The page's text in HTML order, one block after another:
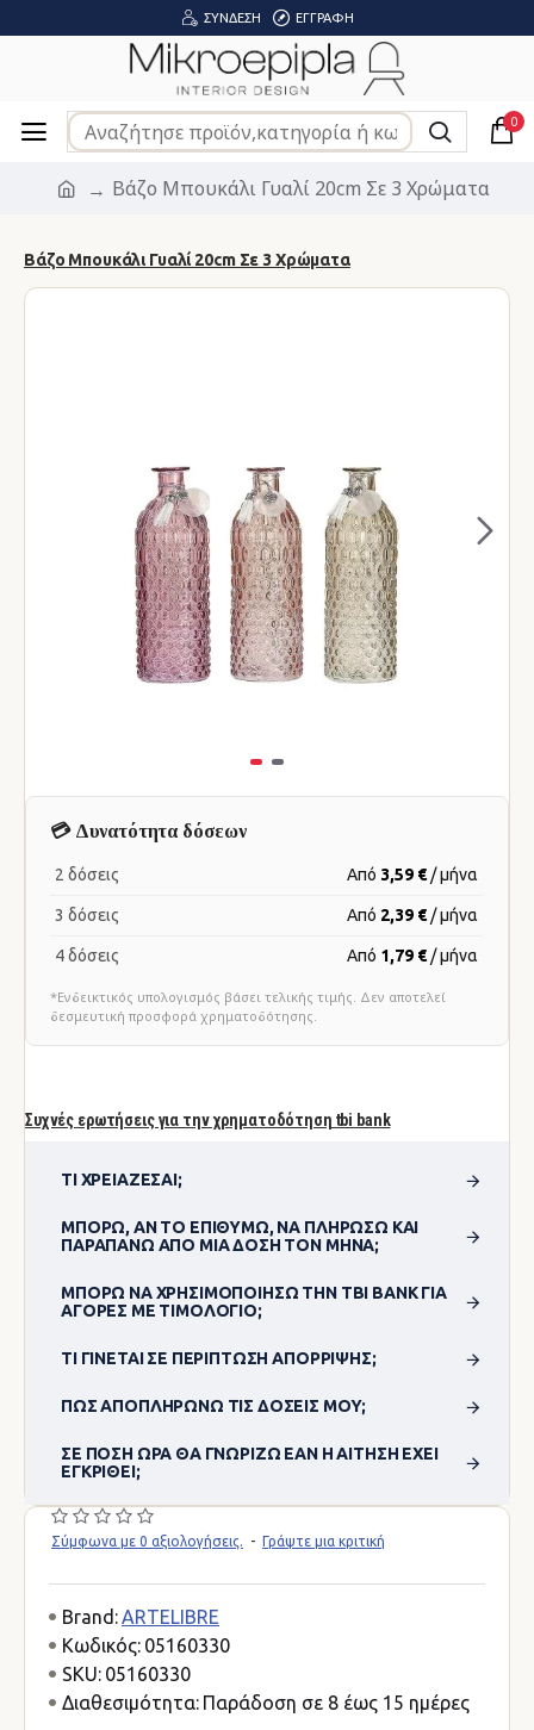
ΣΎΝΔΕΣΗ ΕΓΓΡΑΦΉ
0
Βάζο Μπουκάλι Γυαλί 20cm Σε 3 Χρώματα
Βάζο Μπουκάλι Γυαλί 20cm Σε 3 Χρώματα
Συχνές ερωτήσεις για την χρηματοδότηση tbi bank
ΤΙ ΧΡΕΙΆΖΕΣΑΙ;
ΜΠΟΡΏ, ΑΝ ΤΟ ΕΠΙΘΥΜΏ, ΝΑ ΠΛΗΡΏΣΩ ΚΑΙ
ΠΑΡΑΠΆΝΩ ΑΠΌ ΜΊΑ ΔΌΣΗ ΤΟΝ ΜΉΝΑ;
ΜΠΟΡΏ ΝΑ ΧΡΗΣΙΜΟΠΟΊΗΣΩ ΤΗΝ TBI BANK ΓΙΑ
ΑΓΟΡΈΣ ΜΕ ΤΙΜΟΛΌΓΙΟ;
ΤΙ ΓΊΝΕΤΑΙ ΣΕ ΠΕΡΊΠΤΩΣΗ ΑΠΌΡΡΙΨΗΣ;
ΠΏΣ ΑΠΟΠΛΗΡΏΝΩ ΤΙΣ ΔΌΣΕΙΣ ΜΟΥ;
ΣΕ ΠΌΣΗ ΏΡΑ ΘΑ ΓΝΩΡΊΖΩ ΕΆΝ Η ΑΊΤΗΣΗ ΈΧΕΙ
ΕΓΚΡΙΘΕΊ;
💳 Δυνατότητα δόσεων
2 δόσεις Από 3,59 € / μήνα
3 δόσεις Από 2,39 € / μήνα
4 δόσεις Από 1,79 € / μήνα
*Ενδεικτικός υπολογισμός βάσει τελικής τιμής. Δεν αποτελεί
δεσμευτική προσφορά χρηματοδότησης.
Σύμφωνα με 0 αξιολογήσεις. - Γράψτε μια κριτική
Brand:ARTELIBRE
Κωδικός: 05160330
SKU: 05160330
Διαθεσιμότητα: Παράδοση σε 8 έως 15 ημέρες